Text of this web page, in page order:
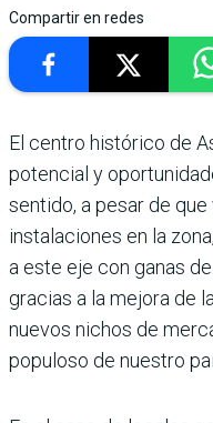
Compartir en redes
El centro histórico de
potencial y
sentido, a pesar de
instala­ciones en la
a este eje con ganas
gracias a la mejora de
nuevos nichos de
populoso de nuestro